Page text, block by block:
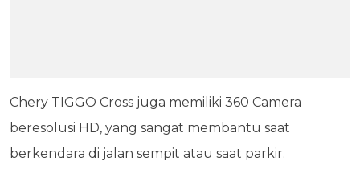
Chery TIGGO Cross juga memiliki 360 Camera
beresolusi HD, yang sangat membantu saat
berkendara di jalan sempit atau saat parkir.